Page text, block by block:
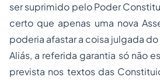
ser suprimido peloPoder
certo que apenas uma nova
poderia afastar a coisa julgada
Aliás, a referida garantia só não
prevista nos textos das